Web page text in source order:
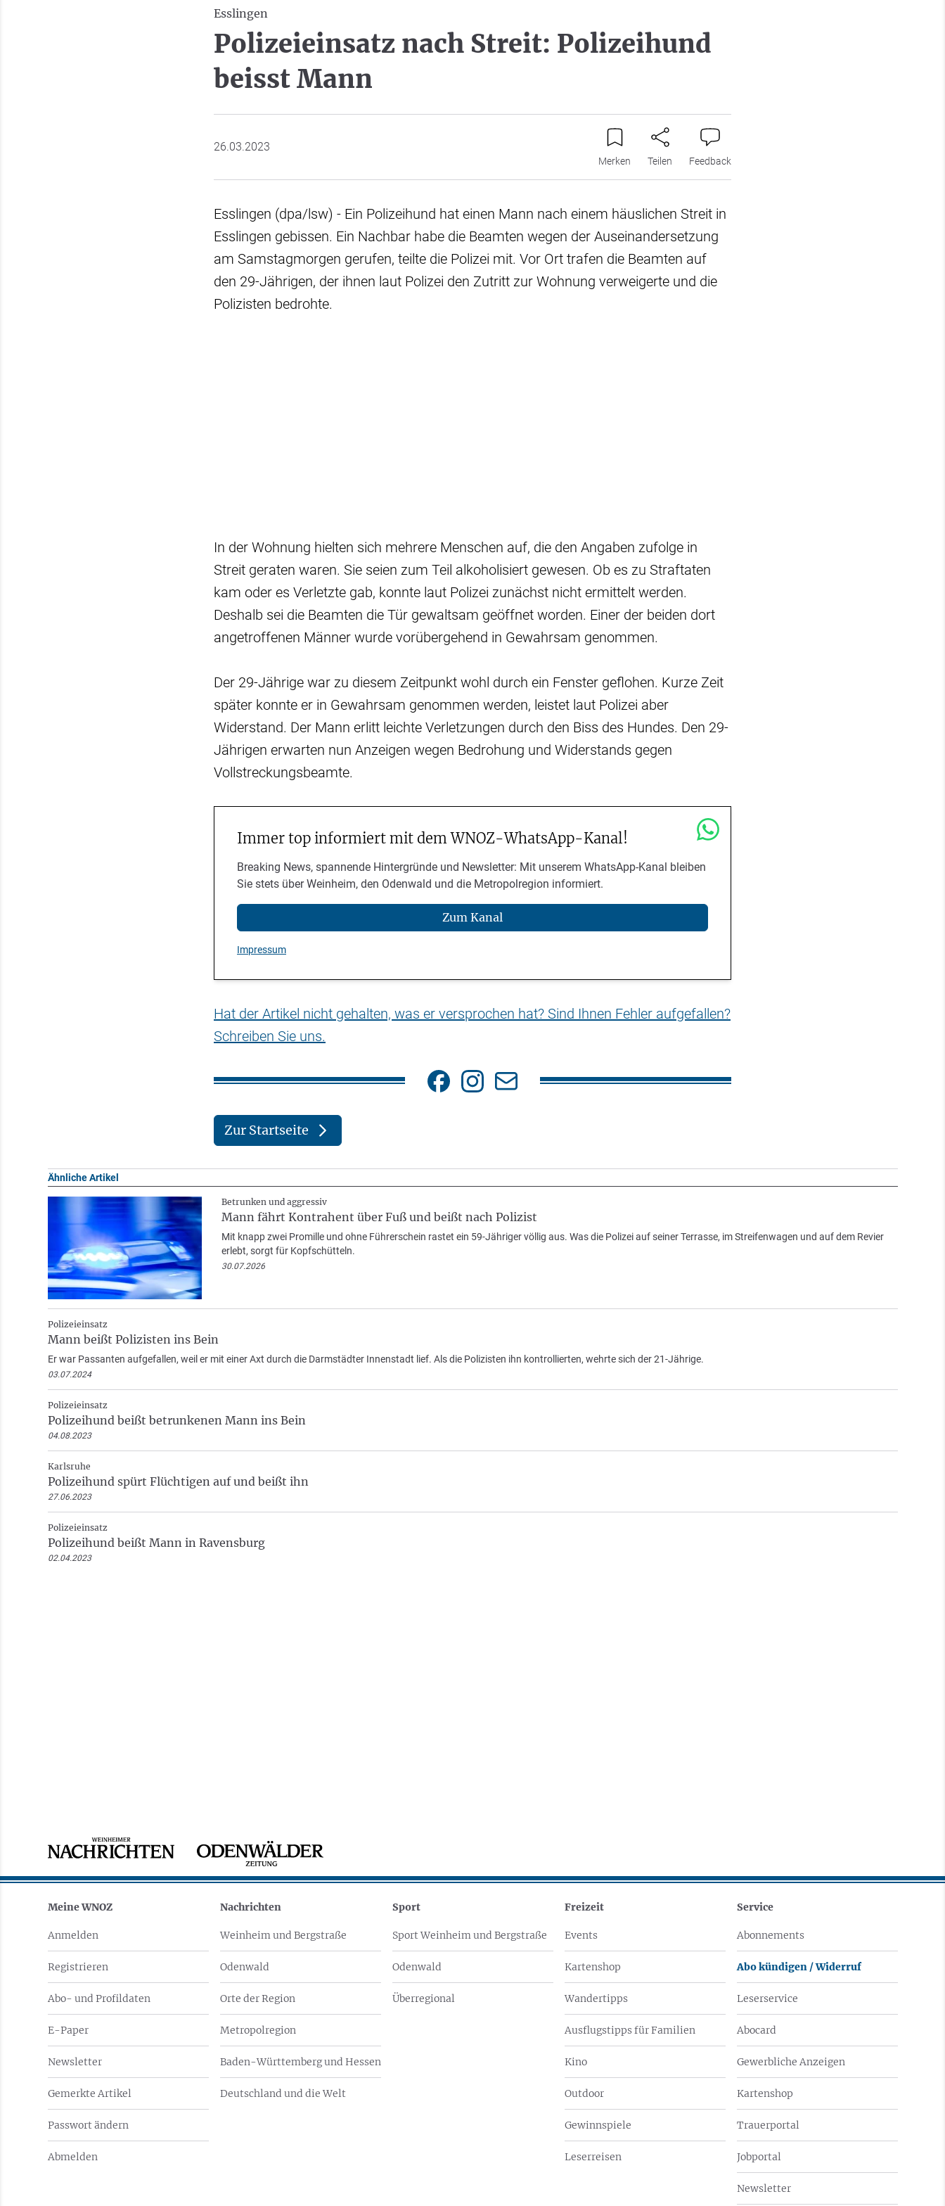
Esslingen
Polizeieinsatz nach Streit: Polizeihund
beisst Mann
26.03.2023
Merken Teilen Feedback
Esslingen (dpa/lsw) - Ein Polizeihund hat einen Mann nach einem häuslichen Streit in
Esslingen gebissen. Ein Nachbar habe die Beamten wegen der Auseinandersetzung
am Samstagmorgen gerufen, teilte die Polizei mit. Vor Ort trafen die Beamten auf
den 29-Jährigen, der ihnen laut Polizei den Zutritt zur Wohnung verweigerte und die
Polizisten bedrohte.
In der Wohnung hielten sich mehrere Menschen auf, die den Angaben zufolge in
Streit geraten waren. Sie seien zum Teil alkoholisiert gewesen. Ob es zu Straftaten
kam oder es Verletzte gab, konnte laut Polizei zunächst nicht ermittelt werden.
Deshalb sei die Beamten die Tür gewaltsam geöffnet worden. Einer der beiden dort
angetroffenen Männer wurde vorübergehend in Gewahrsam genommen.
Der 29-Jährige war zu diesem Zeitpunkt wohl durch ein Fenster geflohen. Kurze Zeit
später konnte er in Gewahrsam genommen werden, leistet laut Polizei aber
Widerstand. Der Mann erlitt leichte Verletzungen durch den Biss des Hundes. Den 29-
Jährigen erwarten nun Anzeigen wegen Bedrohung und Widerstands gegen
Vollstreckungsbeamte.
Immer top informiert mit dem WNOZ-WhatsApp-Kanal!
Breaking News, spannende Hintergründe und Newsletter: Mit unserem WhatsApp-Kanal bleiben
Sie stets über Weinheim, den Odenwald und die Metropolregion informiert.
Zum Kanal
Impressum
Hat der Artikel nicht gehalten, was er versprochen hat? Sind Ihnen Fehler aufgefallen?
Schreiben Sie uns.
Zur Startseite
Ähnliche Artikel
Betrunken und aggressiv
Mann fährt Kontrahent über Fuß und beißt nach Polizist
Mit knapp zwei Promille und ohne Führerschein rastet ein 59-Jähriger völlig aus. Was die Polizei auf seiner Terrasse, im Streifenwagen und auf dem Revier
erlebt, sorgt für Kopfschütteln.
30.07.2026
Polizeieinsatz
Mann beißt Polizisten ins Bein
Er war Passanten aufgefallen, weil er mit einer Axt durch die Darmstädter Innenstadt lief. Als die Polizisten ihn kontrollierten, wehrte sich der 21-Jährige.
03.07.2024
Polizeieinsatz
Polizeihund beißt betrunkenen Mann ins Bein
04.08.2023
Karlsruhe
Polizeihund spürt Flüchtigen auf und beißt ihn
27.06.2023
Polizeieinsatz
Polizeihund beißt Mann in Ravensburg
02.04.2023
Meine WNOZ
Anmelden
Registrieren
Abo- und Profildaten
E-Paper
Newsletter
Gemerkte Artikel
Passwort ändern
Abmelden
Nachrichten
Weinheim und Bergstraße
Odenwald
Orte der Region
Metropolregion
Baden-Württemberg und Hessen
Deutschland und die Welt
Sport
Sport Weinheim und Bergstraße
Odenwald
Überregional
Freizeit
Events
Kartenshop
Wandertipps
Ausflugstipps für Familien
Kino
Outdoor
Gewinnspiele
Leserreisen
Service
Abonnements
Abo kündigen / Widerruf
Leserservice
Abocard
Gewerbliche Anzeigen
Kartenshop
Trauerportal
Jobportal
Newsletter